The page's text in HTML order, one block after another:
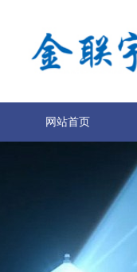
网站首页